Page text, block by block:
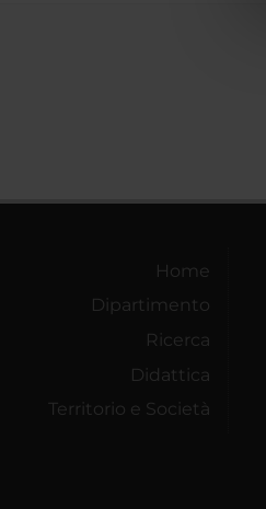
Home
Dipartimento
Ricerca
Didattica
Territorio e Società